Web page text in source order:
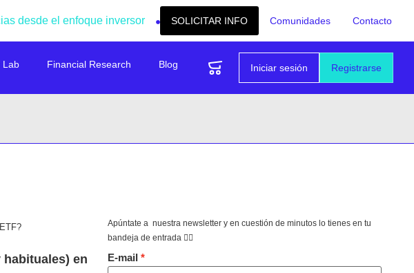
desde el enfoque inversor SOLICITAR INFO Comunidades Contacto
Registrarse
Iniciar sesión
Lab Financial Research Blog
en
Apúntate a nuestra newsletter y en cuestión de minutos lo tienes en tu
bandeja de entrada 👇🏻
E-mail